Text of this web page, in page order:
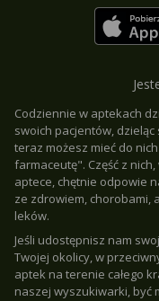
Codziennie w aptekach
swoich pacjentów, dzieląc
teraz możesz mieć do
farmaceutę". Część z
aptece, chętnie odpowie
ze zdrowiem, chorobami,
leków.
Jeśli udostępnisz nam
Twojej okolicy, w
aptek na terenie całego
naszej wyszukiwarki, być